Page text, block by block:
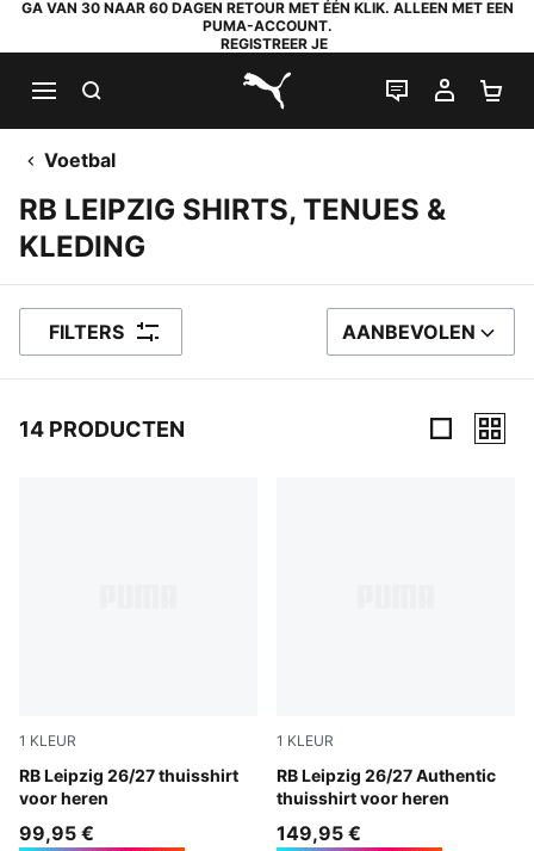
GA VAN 30 NAAR 60 DAGEN RETOUR MET ÉÉN KLIK. ALLEEN MET EEN
PUMA-ACCOUNT.
REGISTREER JE
PUMA.com
LIVE CHAT
MIJN
Voetbal
RB LEIPZIG SHIRTS, TENUES &
KLEDING
FILTERS SORTEER OP
AANBEVOLEN
14 PRODUCTEN
1 KLEUR
RB Leipzig 26/27 thuisshirt
voor heren
PUMA White-For All Time Red
99,95 €
1 KLEUR
RB Leipzig 26/27 Authentic
thuisshirt voor heren
PUMA White-For All Time
149,95 €